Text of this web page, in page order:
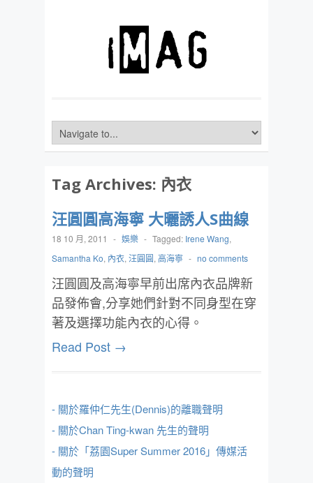
Tag Archives: 內衣
汪圓圓高海寧 大曬誘人S曲線
18 10 月, 2011 - 娛樂 - Tagged: Irene Wang,
Samantha Ko, 內衣, 汪圓圓, 高海寧 - no comments
汪圓圓及高海寧早前出席內衣品牌新
品發佈會,分享她們針對不同身型在穿
著及選擇功能內衣的心得。
Read Post →
- 關於羅仲仁先生(Dennis)的離職聲明
- 關於Chan Ting-kwan 先生的聲明
- 關於「荔園Super Summer 2016」傳媒活
動的聲明